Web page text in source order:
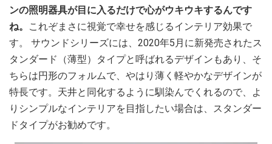
ンの照明器具が目に入るだけで心がウキウキするんです
ね。
これぞまさに視覚で幸せを感じるインテリア効果で
す。 サウンドシリーズには、2020年5月に新発売されたス
タンダード（薄型）タイプと呼ばれるデザインもあり、そ
ちらは円形のフォルムで、やはり薄く軽やかなデザインが
特長です。天井と同化するように馴染んでくれるので、よ
りシンプルなインテリアを目指したい場合は、スタンダー
ドタイプがお勧めです。